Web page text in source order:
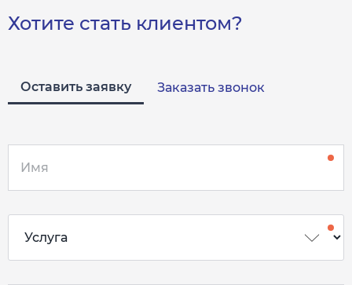
Хотите стать клиентом?
Оставить заявку Заказать звонок